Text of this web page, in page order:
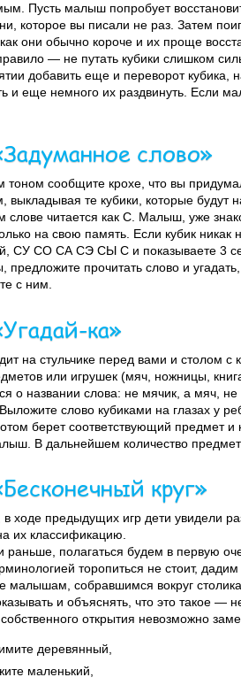
Пусть малыш попробует
которое вы писали не раз. Затем
они обычно короче и их проще
— не путать кубики слишком
добавить еще и переворот
и еще немного их раздвинуть. Если
слово»
тоном сообщите крохе, что вы
выкладывая те кубики, которые
слове читается как С. Малыш, уже
на свою память. Если кубик
СУ СО СА СЭ СЫ С и показываете 3
предложите прочитать слово и
с ним.
ка»
на стульчике перед вами и столом
или игрушек (мяч, ножницы,
о названии слова: не мячик, а мяч,
слово кубиками на глазах у
берет соответствующий предмет и
В дальнейшем количество
круг»
в ходе предыдущих игр дети увидели
их классификацию.
раньше, полагаться будем в первую
торопиться не стоит,
малышам, собравшимся вокруг
и объяснять, что это такое —
открытия невозможно
деревянный,
маленький,